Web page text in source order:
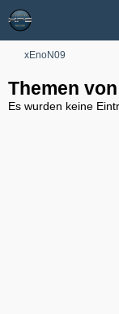
xEnoN09
Themen
Es wurden keine